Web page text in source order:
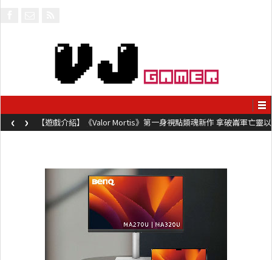
【遊戲介紹】《Valor Mortis》第一身視點類魂新作 拿破崙軍亡靈以
槍械劍與魔法殺敵
‹ ›